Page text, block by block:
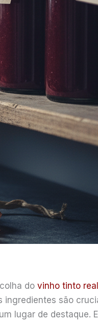
do vinho tinto
são
lugar de destaque.